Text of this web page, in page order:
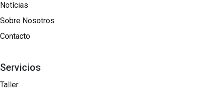
Notícias
Sobre Nosotros​
Contacto
Servicios
Taller